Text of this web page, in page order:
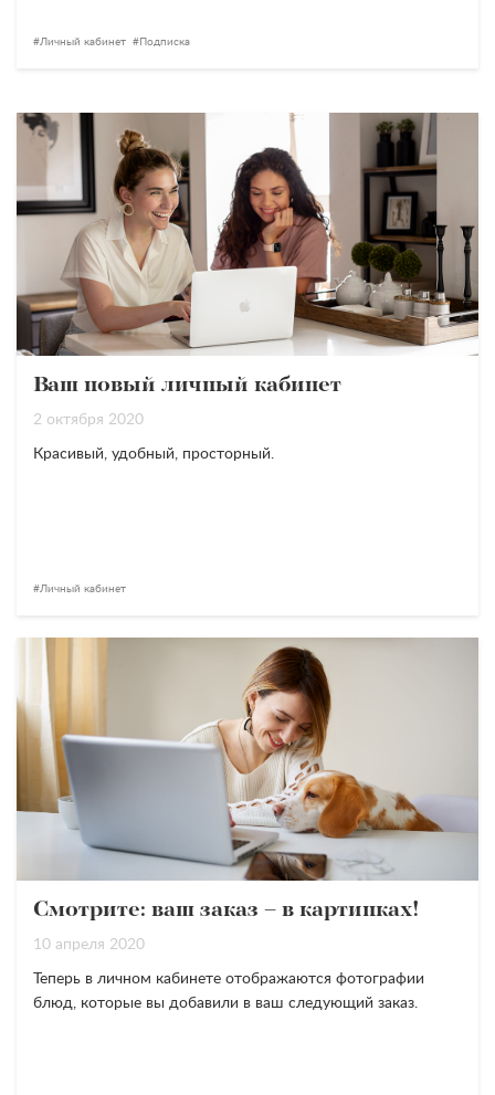
Личный кабинет Подписка
Ваш новый личный кабинет
2 октября 2020
Красивый, удобный, просторный.
Личный кабинет
Смотрите: ваш заказ – в картинках!
10 апреля 2020
Теперь в личном кабинете отображаются фотографии
блюд, которые вы добавили в ваш следующий заказ.